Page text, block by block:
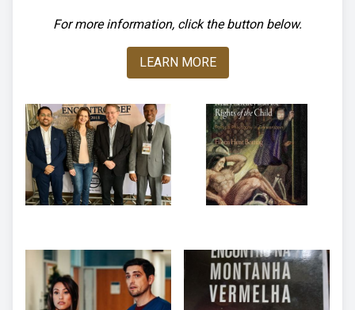
For more information, click the button below.
LEARN MORE